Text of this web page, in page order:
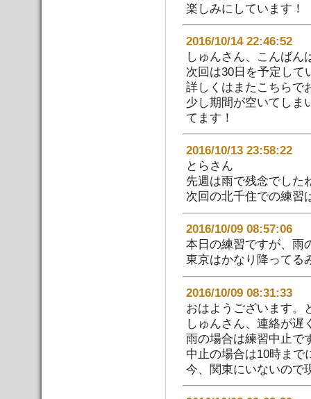
楽しみにしています！
2016/10/14
しゅんさん、こんばん
次回は30日を予定して
詳しくはまたこちらで
少し期間が空いてしま
てます！
2016/10/13 23:58:22
とらさん
先週は雨で残念でした
次回の北千住での練習
2016/10/09
本日の練習ですが、雨
東京はかなり降ってる
2016/10/09
おはようございます。
しゅんさん、連絡が遅
雨の場合は練習中止で
中止の場合は10時まで
今、関東にいないので